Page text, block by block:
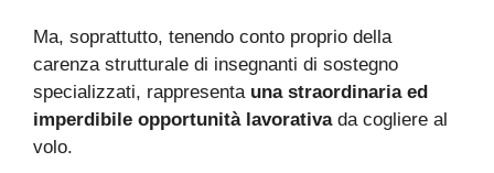
Ma, soprattutto, tenendo conto proprio della
carenza strutturale di insegnanti di sostegno
specializzati, rappresenta una straordinaria ed
imperdibile opportunità lavorativada cogliere al
volo.